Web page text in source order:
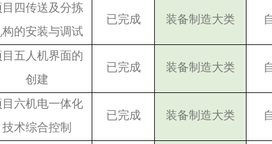
四传送及分拣
的安装与调试
已完成 装备制造大类
五人机界面的
创建
已完成 装备制造大类
六机电一体化
技术综合控制
已完成 装备制造大类